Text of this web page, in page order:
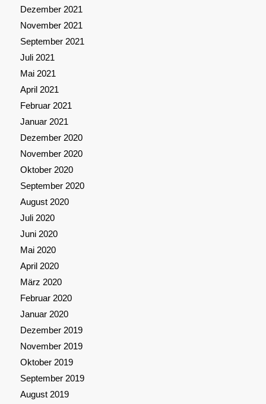
Dezember 2021
November 2021
September 2021
Juli 2021
Mai 2021
April 2021
Februar 2021
Januar 2021
Dezember 2020
November 2020
Oktober 2020
September 2020
August 2020
Juli 2020
Juni 2020
Mai 2020
April 2020
März 2020
Februar 2020
Januar 2020
Dezember 2019
November 2019
Oktober 2019
September 2019
August 2019